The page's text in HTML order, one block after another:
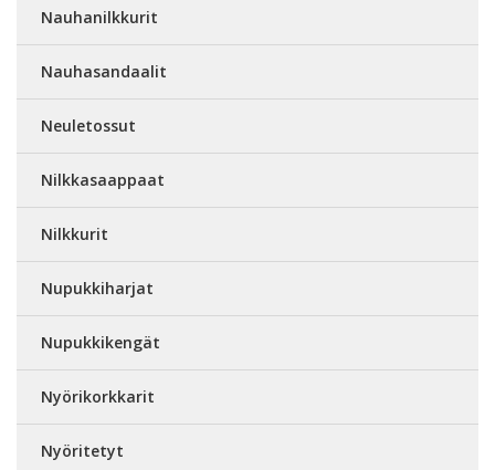
Nauhanilkkurit
Nauhasandaalit
Neuletossut
Nilkkasaappaat
Nilkkurit
Nupukkiharjat
Nupukkikengät
Nyörikorkkarit
Nyöritetyt